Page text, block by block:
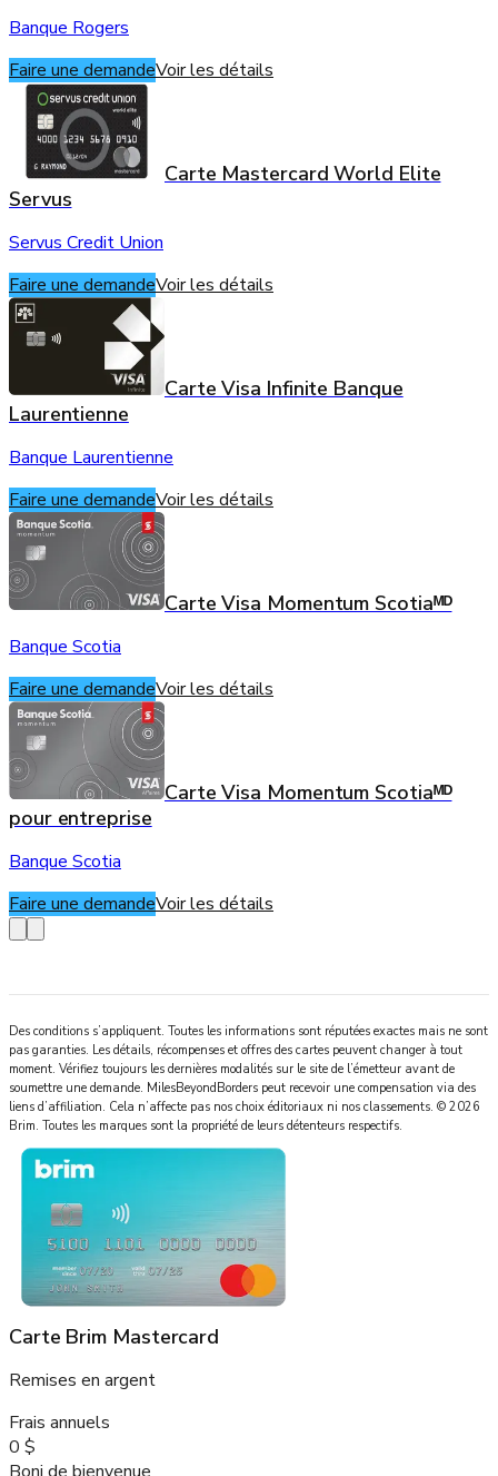
Banque Rogers
Faire une demandeVoir les détails
Carte Mastercard World Elite
Servus
Servus Credit Union
Faire une demandeVoir les détails
Carte Visa Infinite Banque
Laurentienne
Banque Laurentienne
Faire une demandeVoir les détails
Carte Visa Momentum Scotiaᴹᴰ
Banque Scotia
Faire une demandeVoir les détails
Carte Visa Momentum Scotiaᴹᴰ
pour entreprise
Banque Scotia
Faire une demandeVoir les détails
Des conditions s’appliquent. Toutes les informations sont réputées exactes mais ne sont
pas garanties. Les détails, récompenses et offres des cartes peuvent changer à tout
moment. Vérifiez toujours les dernières modalités sur le site de l’émetteur avant de
soumettre une demande. MilesBeyondBorders peut recevoir une compensation via des
liens d’affiliation. Cela n’affecte pas nos choix éditoriaux ni nos classements. © 2026
Brim. Toutes les marques sont la propriété de leurs détenteurs respectifs.
Carte Brim Mastercard
Remises en argent
Frais annuels
0 $